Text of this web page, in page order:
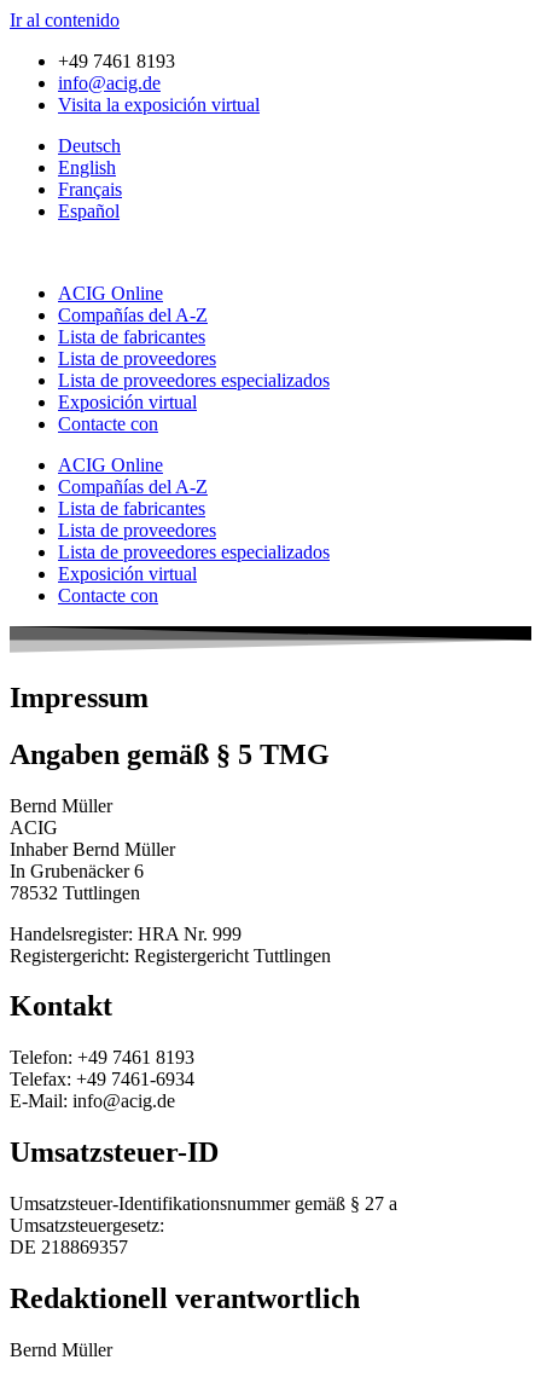
Ir al contenido
+49 7461 8193
info@acig.de
Visita la exposición virtual
Deutsch
English
Français
Español
ACIG Online
Compañías del A-Z
Lista de fabricantes
Lista de proveedores
Lista de proveedores especializados
Exposición virtual
Contacte con
ACIG Online
Compañías del A-Z
Lista de fabricantes
Lista de proveedores
Lista de proveedores especializados
Exposición virtual
Contacte con
Impressum
Angaben gemäß § 5 TMG
Bernd Müller
ACIG
Inhaber Bernd Müller
In Grubenäcker 6
78532 Tuttlingen
Handelsregister: HRA Nr. 999
Registergericht: Registergericht Tuttlingen
Kontakt
Telefon: +49 7461 8193
Telefax: +49 7461-6934
E-Mail: info@acig.de
Umsatzsteuer-ID
Umsatzsteuer-Identifikationsnummer gemäß § 27 a
Umsatzsteuergesetz:
DE 218869357
Redaktionell verantwortlich
Bernd Müller